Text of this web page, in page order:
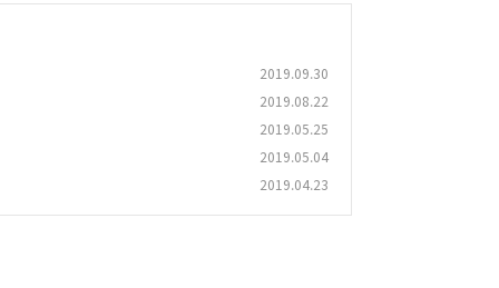
2019.09.30
2019.08.22
2019.05.25
2019.05.04
2019.04.23